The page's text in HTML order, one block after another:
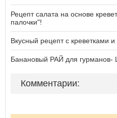
Рецепт салата на основе
палочки"!
Вкусный рецепт с креветками и
Банановый РАЙ для
Комментарии: